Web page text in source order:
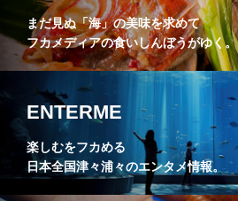
まだ見ぬ「海」の美味を求めて
フカメディアの食いしんぼうがゆく。
ENTERME
楽しむをフカめる
日本全国津々浦々のエンタメ情報。